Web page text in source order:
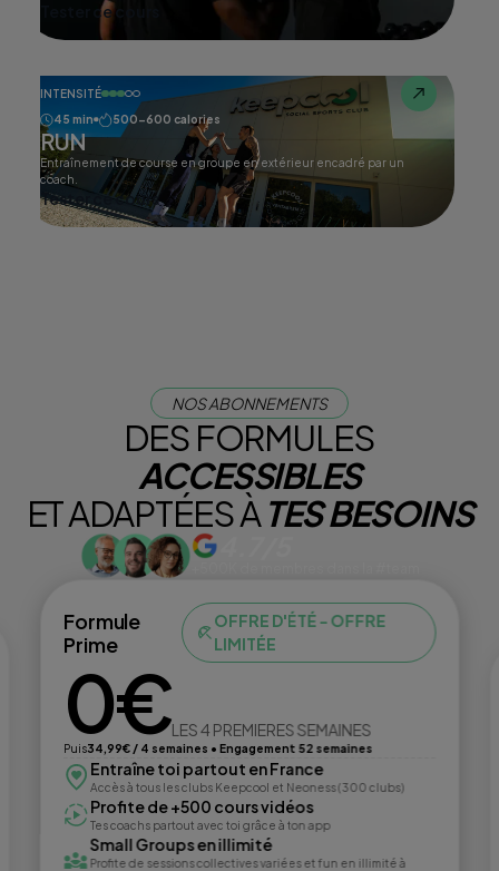
Tester ce cours
INTENSITÉ
45 min
500-600 calories
RUN
Entraînement de course en groupe en extérieur encadré par un
coach.
Tester ce cours
NOS ABONNEMENTS
DES FORMULES
ACCESSIBLES
ET ADAPTÉES ÀTES BESOINS
Formule
Prime
OFFRE D'ÉTÉ - OFFRE
LIMITÉE
0€LES 4 PREMIERES SEMAINES
Puis34,99€ / 4 semaines • Engagement 52 semaines
Entraîne toi partout en France
Accès à tous les clubs Keepcool et Neoness (300 clubs)
Profite de +500 cours vidéos
Tes coachs partout avec toi grâce à ton app
Small Groups en illimité
Profite de sessions collectives variées et fun en illimité à